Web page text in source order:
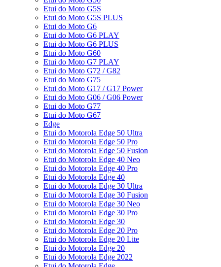
Etui do Moto G5S
Etui do Moto G5S PLUS
Etui do Moto G6
Etui do Moto G6 PLAY
Etui do Moto G6 PLUS
Etui do Moto G60
Etui do Moto G7 PLAY
Etui do Moto G72 / G82
Etui do Moto G75
Etui do Moto G17 / G17 Power
Etui do Moto G06 / G06 Power
Etui do Moto G77
Etui do Moto G67
Edge
Etui do Motorola Edge 50 Ultra
Etui do Motorola Edge 50 Pro
Etui do Motorola Edge 50 Fusion
Etui do Motorola Edge 40 Neo
Etui do Motorola Edge 40 Pro
Etui do Motorola Edge 40
Etui do Motorola Edge 30 Ultra
Etui do Motorola Edge 30 Fusion
Etui do Motorola Edge 30 Neo
Etui do Motorola Edge 30 Pro
Etui do Motorola Edge 30
Etui do Motorola Edge 20 Pro
Etui do Motorola Edge 20 Lite
Etui do Motorola Edge 20
Etui do Motorola Edge 2022